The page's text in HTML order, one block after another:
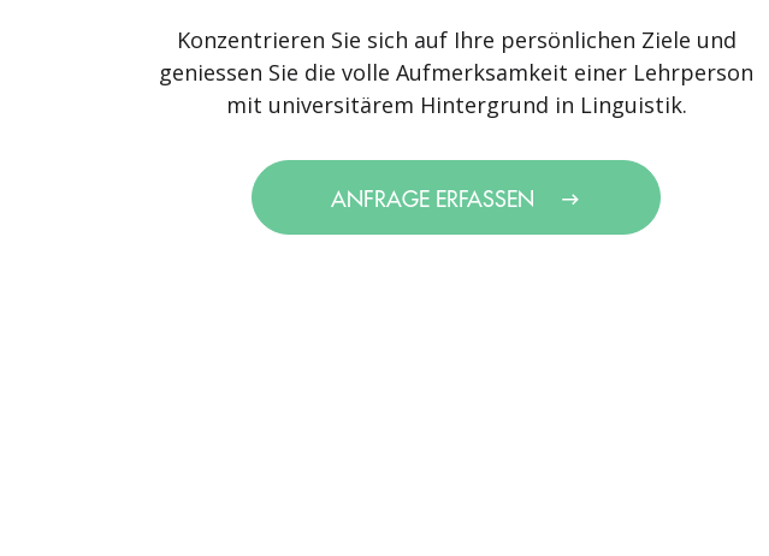
Konzentrieren Sie sich auf Ihre persönlichen Ziele und
geniessen Sie die volle Aufmerksamkeit einer Lehrperson
mit universitärem Hintergrund in Linguistik.
ANFRAGE ERFASSEN